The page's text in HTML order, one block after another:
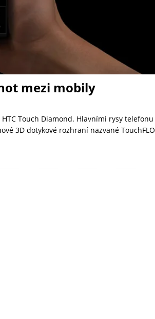
mezi mobily
Touch Diamond. Hlavními rysy telefonu
3D dotykové rozhraní nazvané TouchFLO